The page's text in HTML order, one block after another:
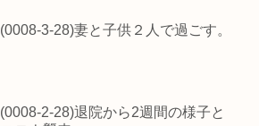
(0008-3-28)妻と子供２人で過ごす。
(0008-2-28)退院から2週間の様子と